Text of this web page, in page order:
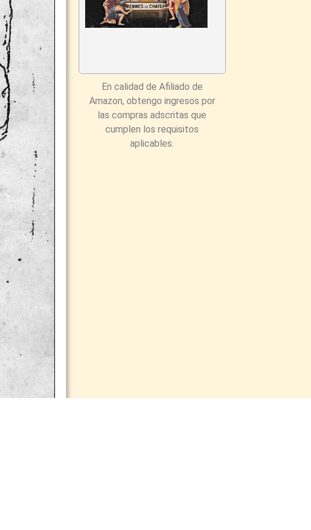
En calidad de Afiliado de
Amazon, obtengo ingresos por
las compras adscritas que
cumplen los requisitos
aplicables.